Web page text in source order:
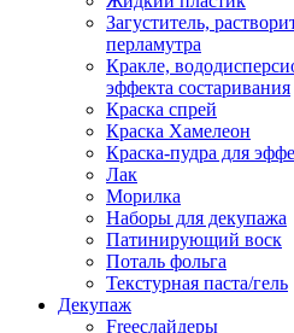
Загуститель,
перламутра
Кракле,
эффекта состаривания
Краска спрей
Краска Хамелеон
Краска-пудра для
Лак
Морилка
Наборы для декупажа
Патинирующий воск
Поталь фольга
Текстурная паста/гель
Декупаж
Freeслайдеры